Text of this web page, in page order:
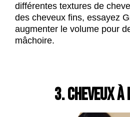
différentes textures de
des cheveux fins, essayez
augmenter le volume pour
mâchoire.
3. CHEVEUX À